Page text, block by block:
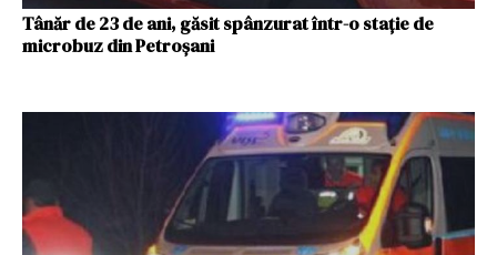
Tânăr de 23 de ani, găsit spânzurat într-o stație de
microbuz din Petroșani